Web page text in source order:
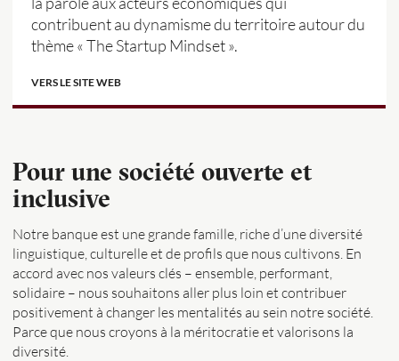
contribuent au dynamisme du territoire autour du
thème « The Startup Mindset ».
VERS LE SITE WEB
Pour une société ouverte et
inclusive
Notre banque est une grande famille, riche d’une diversité
linguistique, culturelle et de profils que nous cultivons. En
accord avec nos valeurs clés – ensemble, performant,
solidaire – nous souhaitons aller plus loin et contribuer
positivement à changer les mentalités au sein notre société.
Parce que nous croyons à la méritocratie et valorisons la
diversité.